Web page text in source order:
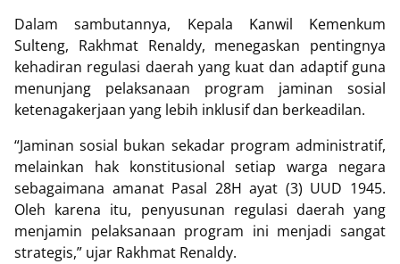
Dalam sambutannya, Kepala Kanwil Kemenkum
Sulteng, Rakhmat Renaldy, menegaskan pentingnya
kehadiran regulasi daerah yang kuat dan adaptif guna
menunjang pelaksanaan program jaminan sosial
ketenagakerjaan yang lebih inklusif dan berkeadilan.
“Jaminan sosial bukan sekadar program administratif,
melainkan hak konstitusional setiap warga negara
sebagaimana amanat Pasal 28H ayat (3) UUD 1945.
Oleh karena itu, penyusunan regulasi daerah yang
menjamin pelaksanaan program ini menjadi sangat
strategis,” ujar Rakhmat Renaldy.